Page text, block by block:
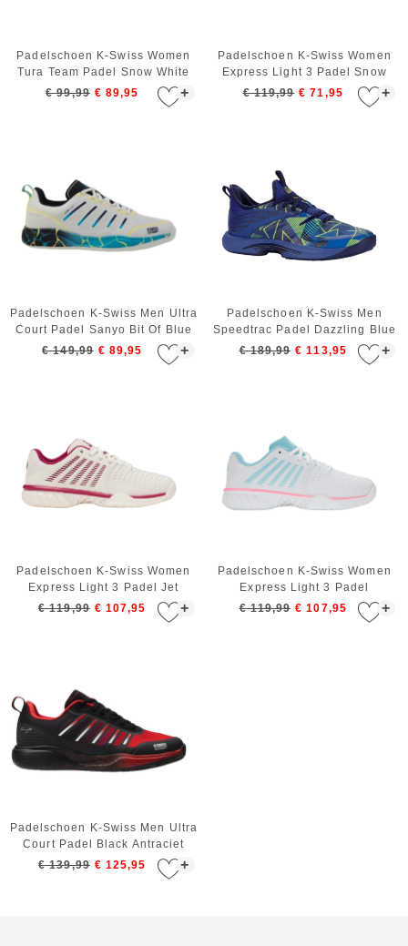
+
Padelschoen K-Swiss Women
Tura Team Padel Snow White
Lilas Pastel Turquoise
€ 99,99 € 89,95 +
Padelschoen K-Swiss Women
Express Light 3 Padel Snow
White Lilas Pastel Turquoise
€ 119,99 € 71,95
+
Padelschoen K-Swiss Men Ultra
Court Padel Sanyo Bit Of Blue
Navy Blue
€ 149,99 € 89,95 +
Padelschoen K-Swiss Men
Speedtrac Padel Dazzling Blue
Estate Evening Primrose
€ 189,99 € 113,95
+
Padelschoen K-Swiss Women
Express Light 3 Padel Jet
Stream Beaujois Jazzy
€ 119,99 € 107,95 +
Padelschoen K-Swiss Women
Express Light 3 Padel
White/Soft Neon Blue/Neon
€ 119,99 € 107,95
+
Padelschoen K-Swiss Men Ultra
Court Padel Black Antraciet
Sanyo Red
€ 139,99 € 125,95